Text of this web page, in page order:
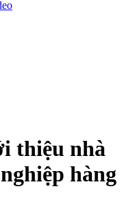
thiệu nhà
hàng